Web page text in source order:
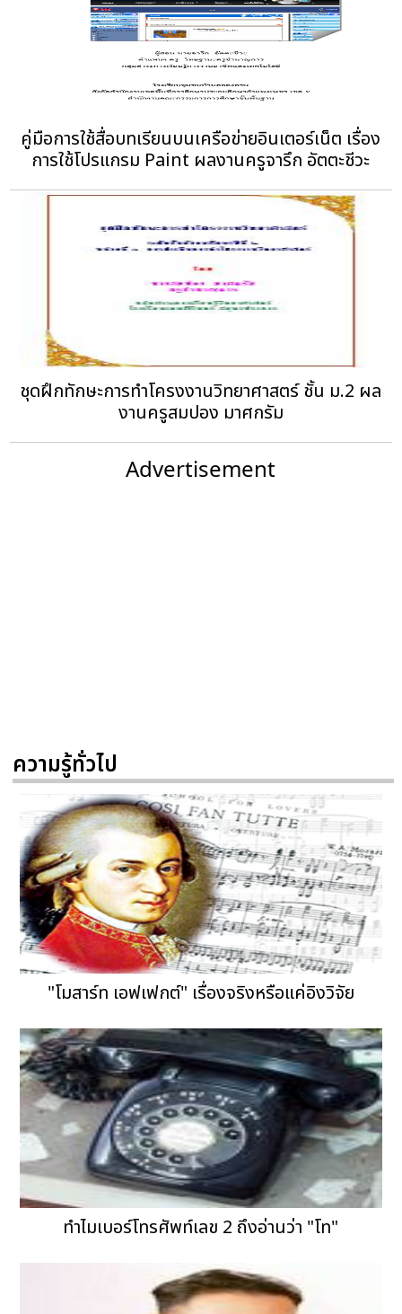
คู่มือการใช้สื่อบทเรียนบนเครือข่ายอินเตอร์เน็ต เรื่อง
การใช้โปรแกรม Paint ผลงานครูจารึก อัตตะชีวะ
ชุดฝึกทักษะการทำโครงงานวิทยาศาสตร์ ชั้น ม.2 ผล
งานครูสมปอง มาศกรัม
Advertisement
ความรู้ทั่วไป
"โมสาร์ท เอฟเฟกต์" เรื่องจริงหรือแค่อิงวิจัย
ทำไมเบอร์โทรศัพท์เลข 2 ถึงอ่านว่า "โท"